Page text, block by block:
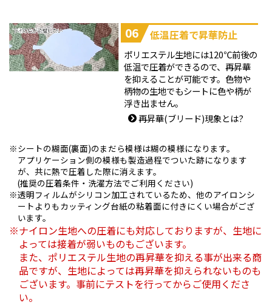
06 低温圧着で昇華防止
ポリエステル生地には120℃前後の
低温で圧着ができるので、再昇華
を抑えることが可能です。色物や
柄物の生地でもシートに色や柄が
浮き出ません。
再昇華(ブリード)現象とは?
シートの糊面(裏面)のまだら模様は糊の模様になります。
アプリケーション側の模様も製造過程でついた跡になります
が、共に熱で圧着した際に消えます。
(推奨の圧着条件・洗濯方法でご利用ください)
透明フィルムがシリコン加工されているため、他のアイロンシ
ートよりもカッティング台紙の粘着面に付きにくい場合がござ
います。
ナイロン生地への圧着にも対応しておりますが、生地に
よっては接着が弱いものもございます。
また、ポリエステル生地の再昇華を抑える事が出来る商
品ですが、生地によっては再昇華を抑えられないものも
ございます。事前にテストを行ってからご使用くださ
い。